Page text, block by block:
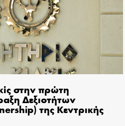
στην πρώτη
Δεξιοτήτων
της Κεντρικής